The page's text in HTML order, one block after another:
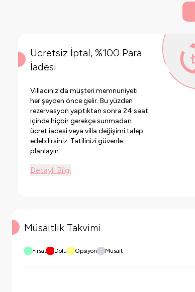
Ücretsiz İptal, %100 Para
İadesi
Villacınız'da müşteri memnuniyeti
her şeyden önce gelir. Bu yüzden
rezervasyon yaptıktan sonra 24 saat
içinde hiçbir gerekçe sunmadan
ücret iadesi veya villa değişimi talep
edebilirsiniz. Tatilinizi güvenle
planlayın.
Detaylı Bilgi
Müsaitlik Takvimi
Fırsat Dolu Opsiyon Müsait